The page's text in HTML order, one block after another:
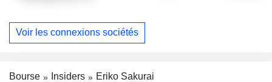
Voir les connexions sociétés
Bourse Insiders Eriko Sakurai